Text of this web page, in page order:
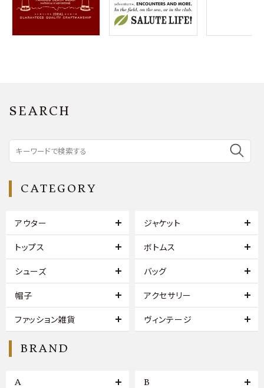
meeting_room ログイン 会員登録
SEARCH
CATEGORY
アウター ジャケット
トップス ボトムス
シューズ バッグ
帽子 アクセサリー
ファッション雑貨 ヴィンテージ
BRAND
A B